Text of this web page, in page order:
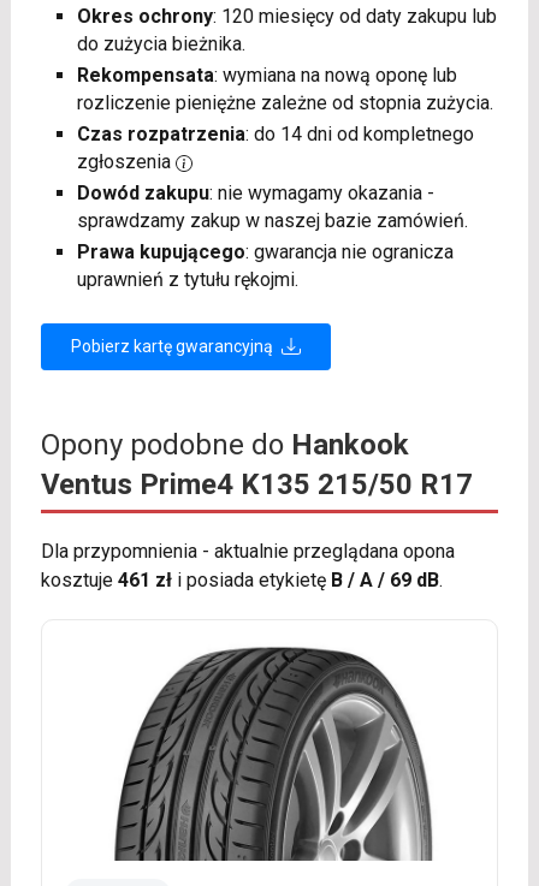
Okres ochrony: 120 miesięcy od daty zakupu lub
do zużycia bieżnika.
Rekompensata: wymiana na nową oponę lub
rozliczenie pieniężne zależne od stopnia zużycia.
Czas rozpatrzenia: do 14 dni od kompletnego
zgłoszenia
Dowód zakupu: nie wymagamy okazania -
sprawdzamy zakup w naszej bazie zamówień.
Prawa kupującego: gwarancja nie ogranicza
uprawnień z tytułu rękojmi.
Pobierz kartę gwarancyjną
Opony podobne do Hankook
Ventus Prime4 K135 215/50 R17
Dla przypomnienia - aktualnie przeglądana opona
kosztuje 461 złi posiada etykietę B / A / 69 dB.